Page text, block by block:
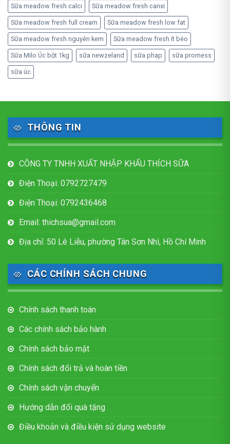
Sữa meadow fresh calci Sữa meadow fresh canxi
Sữa meadow fresh full cream Sữa meadow fresh low fat
Sữa meadow fresh nguyên kem Sữa meadow fresh ít béo
Sữa Milo Úc bột 1kg sữa newzeland sữa phap sữa promess
sữa úc
THÔNG TIN
CÔNG TY TNHH XUẤT NHẬP KHẨU THÍCH SỮA
Điện Thoại: 0792727479
Điện Thoại: 0792436468
Email: thichsua@gmail.com
Địa chỉ: 50 Lê Liễu, phường Tân Sơn Nhì, Hồ Chí Minh
CÁC CHÍNH SÁCH CHUNG
Chính sách thanh toán
Các chính sách bảo hành
Chính sách bảo mật
Chính sách đổi trả và hoàn tiền
Chính sách vận chuyển
Hướng dẫn đổi quà tặng
Điều khoản và điều kiện sử dụng website